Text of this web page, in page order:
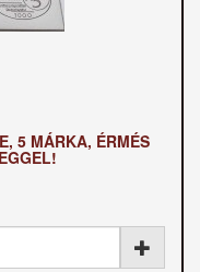
5 MÁRKA, ÉRMÉS